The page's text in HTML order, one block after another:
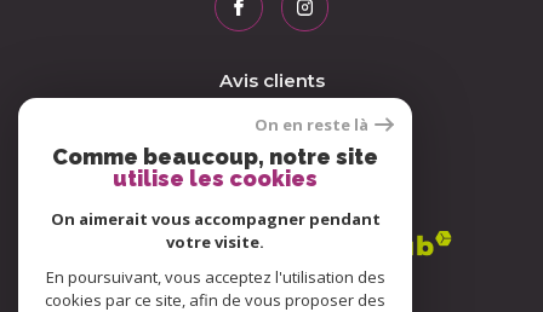
Avis clients
On en reste là
Comme beaucoup, notre site
utilise les cookies
On aimerait vous accompagner pendant
votre visite.
En poursuivant, vous acceptez l'utilisation des
cookies par ce site, afin de vous proposer des